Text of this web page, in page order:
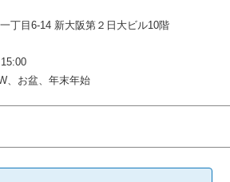
丁目6-14 新大阪第２日大ビル10階
、お盆、年末年始